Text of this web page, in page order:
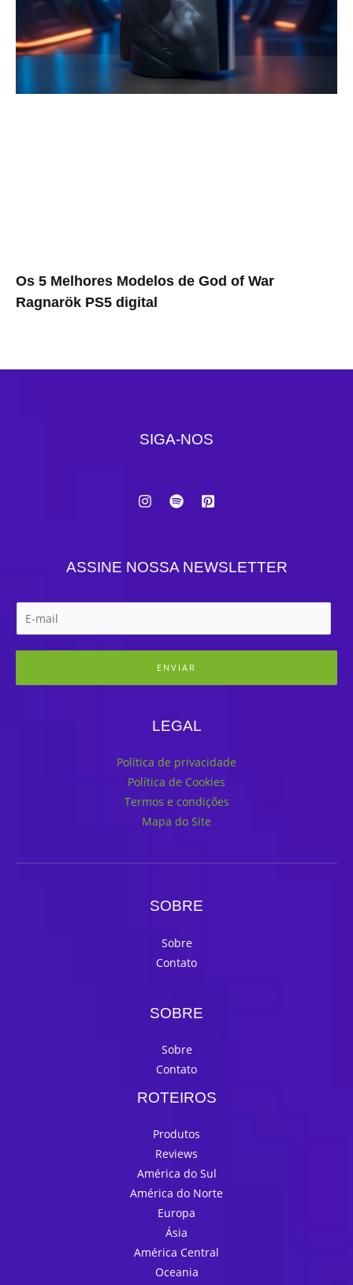
Os 5 Melhores Modelos de God of War
Ragnarök PS5 digital
SIGA-NOS
ASSINE NOSSA NEWSLETTER
ENVIAR
LEGAL
Política de privacidade
Política de Cookies
Termos e condições
Mapa do Site
SOBRE
Sobre
Contato
SOBRE
Sobre
Contato
ROTEIROS
Produtos
Reviews
América do Sul
América do Norte
Europa
Ásia
América Central
Oceania